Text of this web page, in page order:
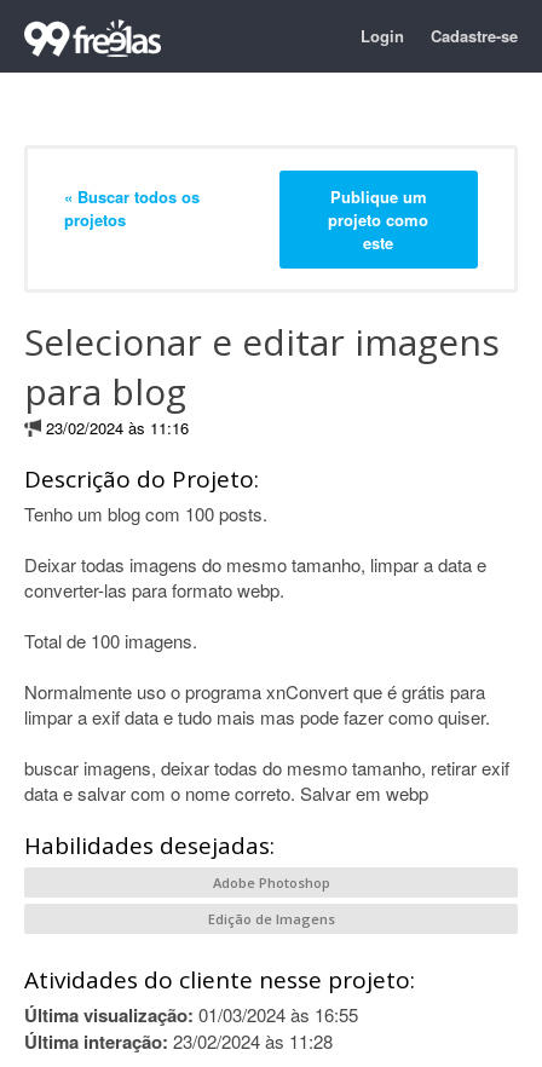
Login Cadastre-se
« Buscar todos os
projetos
Publique um
projeto como
este
Selecionar e editar imagens
para blog
23/02/2024 às 11:16
Descrição do Projeto:
Tenho um blog com 100 posts.
Deixar todas imagens do mesmo tamanho, limpar a data e
converter-las para formato webp.
Total de 100 imagens.
Normalmente uso o programa xnConvert que é grátis para
limpar a exif data e tudo mais mas pode fazer como quiser.
buscar imagens, deixar todas do mesmo tamanho, retirar exif
data e salvar com o nome correto. Salvar em webp
Habilidades desejadas:
Adobe Photoshop
Edição de Imagens
Atividades do cliente nesse projeto:
Última visualização: 01/03/2024 às 16:55
Última interação: 23/02/2024 às 11:28